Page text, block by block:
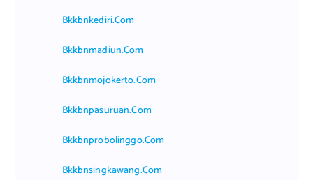
Bkkbnkediri.com
Bkkbnmadiun.com
Bkkbnmojokerto.com
Bkkbnpasuruan.com
Bkkbnprobolinggo.com
Bkkbnsingkawang.com